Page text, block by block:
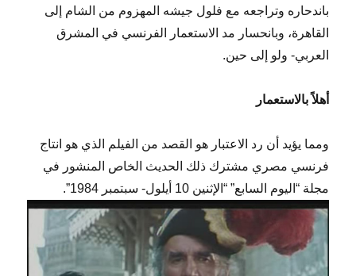
باندحاره وتراجعه مع فلول جيشه المهزوم من الشام إلى
القاهرة، وبانحسار مد الاستعمار الفرنسي في المشرق
العربي- ولو إلى حين.
أهلاً بالاستعمار
ومما يؤيد أن رد الاعتبار هو القصد من الفيلم الذي هو انتاج
فرنسي مصري مشترك ذلك الحديث الخاص المنشور في
مجلة “اليوم السابع” “الإثنين 10 أيلول- سبتمبر 1984”.